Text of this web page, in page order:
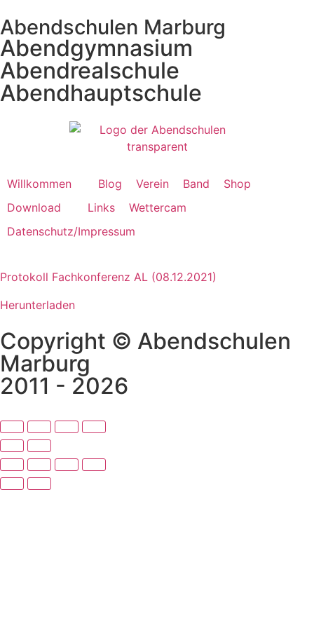
Abendschulen Marburg
Abendgymnasium
Abendrealschule
Abendhauptschule
Willkommen Blog Verein Band
Shop
Download
Links
Wettercam
Datenschutz/Impressum
Protokoll Fachkonferenz AL (08.12.2021)
Herunterladen
Copyright © Abendschulen
Marburg
2011 - 2026